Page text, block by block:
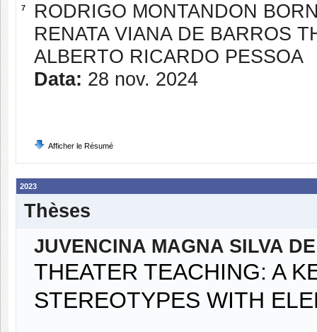
7
RODRIGO MONTANDON
RENATA VIANA DE BARROS
ALBERTO RICARDO PESSOA
Data: 28 nov. 2024
Afficher le Résumé
2023
Thèses
JUVENCINA MAGNA SILVA
THEATER TEACHING: A
STEREOTYPES WITH